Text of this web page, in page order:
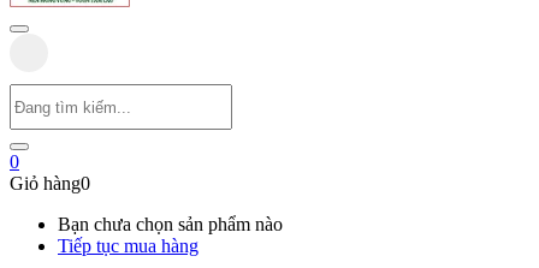
0
Giỏ hàng0
Bạn chưa chọn sản phẩm nào
Tiếp tục mua hàng